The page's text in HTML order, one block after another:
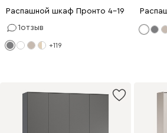
Распашной шкаф Пронто 4-190x240
1отзыв
+119